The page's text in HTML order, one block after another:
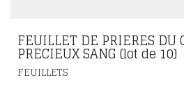
FEUILLET DE PRIERES DU
PRECIEUX SANG (lot de 10)
FEUILLETS